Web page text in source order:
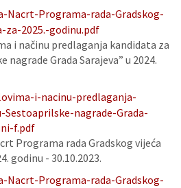
Nacrt-Programa-rada-Gradskog-
za-2025.-godinu.pdf
i načinu predlaganja kandidata za
nagrade Grada Sarajeva” u 2024.
i-nacinu-predlaganja-
nagrade-Grada-
f.pdf
Programa rada Gradskog vijeća
godinu - 30.10.2023.
Nacrt-Programa-rada-Gradskog-